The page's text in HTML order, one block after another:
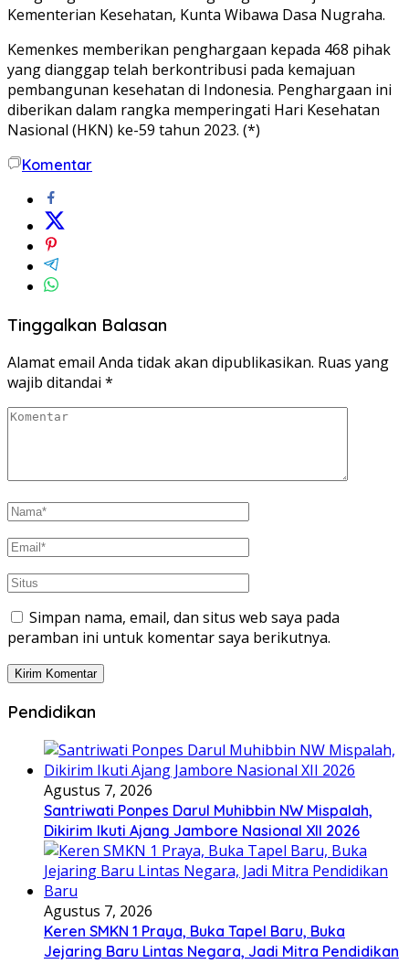
Kementerian Kesehatan, Kunta Wibawa Dasa Nugraha.
Kemenkes memberikan penghargaan kepada 468 pihak
yang dianggap telah berkontribusi pada kemajuan
pembangunan kesehatan di Indonesia. Penghargaan ini
diberikan dalam rangka memperingati Hari Kesehatan
Nasional (HKN) ke-59 tahun 2023. (*)
Komentar
Tinggalkan Balasan
Alamat email Anda tidak akan dipublikasikan. Ruas yang
wajib ditandai *
Simpan nama, email, dan situs web saya pada
peramban ini untuk komentar saya berikutnya.
Pendidikan
Agustus 7, 2026
Santriwati Ponpes Darul Muhibbin NW Mispalah,
Dikirim Ikuti Ajang Jambore Nasional XII 2026
Agustus 7, 2026
Keren SMKN 1 Praya, Buka Tapel Baru, Buka
Jejaring Baru Lintas Negara, Jadi Mitra Pendidikan